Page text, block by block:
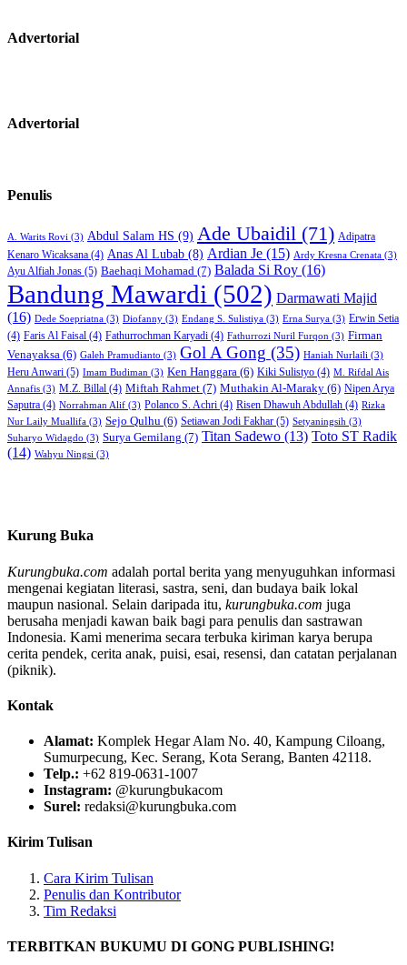
Advertorial
Advertorial
Penulis
A. Warits Rovi (3) Abdul Salam HS (9) Ade Ubaidil (71) Adipatra
Kenaro Wicaksana (4) Anas Al Lubab (8) Ardian Je (15) Ardy Kresna Crenata (3)
Ayu Alfiah Jonas (5) Baehaqi Mohamad (7) Balada Si Roy (16)
Bandung Mawardi (502) Darmawati Majid
(16) Dede Soepriatna (3) Diofanny (3) Endang S. Sulistiya (3) Erna Surya (3) Erwin Setia
(4) Faris Al Faisal (4) Fathurrochman Karyadi (4) Fathurrozi Nuril Furqon (3) Firman
Venayaksa (6) Galeh Pramudianto (3) Gol A Gong (35) Haniah Nurlaili (3)
Heru Anwari (5) Imam Budiman (3) Ken Hanggara (6) Kiki Sulistyo (4) M. Rifdal Ais
Annafis (3) M.Z. Billal (4) Miftah Rahmet (7) Muthakin Al-Maraky (6) Nipen Arya
Saputra (4) Norrahman Alif (3) Polanco S. Achri (4) Risen Dhawuh Abdullah (4) Rizka
Nur Laily Muallifa (3) Sejo Qulhu (6) Setiawan Jodi Fakhar (5) Setyaningsih (3)
Suharyo Widagdo (3) Surya Gemilang (7) Titan Sadewo (13) Toto ST Radik
(14) Wahyu Ningsi (3)
Kurung Buka
Kurungbuka.com adalah portal berita yang menyuguhkan informasi
mengenai kegiatan literasi, sastra, seni, dan budaya baik lokal
maupun nasional. Selain daripada itu, kurungbuka.com juga
berusaha menjadi kawan baik bagi para penulis dan sastrawan
Indonesia. Kami menerima secara terbuka kiriman karya berupa
cerita pendek, cerita anak, puisi, esai, resensi, dan catatan perjalanan
(piknik).
Kontak
Alamat: Komplek Hegar Alam No. 40, Kampung Ciloang,
Sumurpecung, Kec. Serang, Kota Serang, Banten 42118.
Telp.: +62 819-0631-1007
Instagram: @kurungbukacom
Surel: redaksi@kurungbuka.com
Kirim Tulisan
Cara Kirim Tulisan
Penulis dan Kontributor
Tim Redaksi
TERBITKAN BUKUMU DI GONG PUBLISHING!